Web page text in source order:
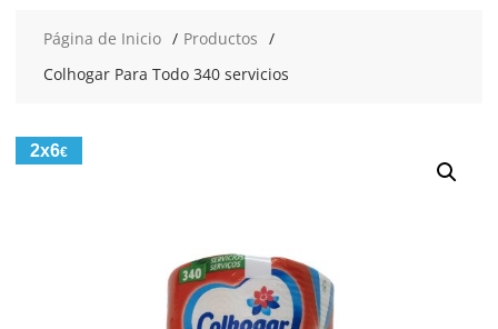
Página de Inicio
Productos
Colhogar Para Todo 340 servicios
2x6€